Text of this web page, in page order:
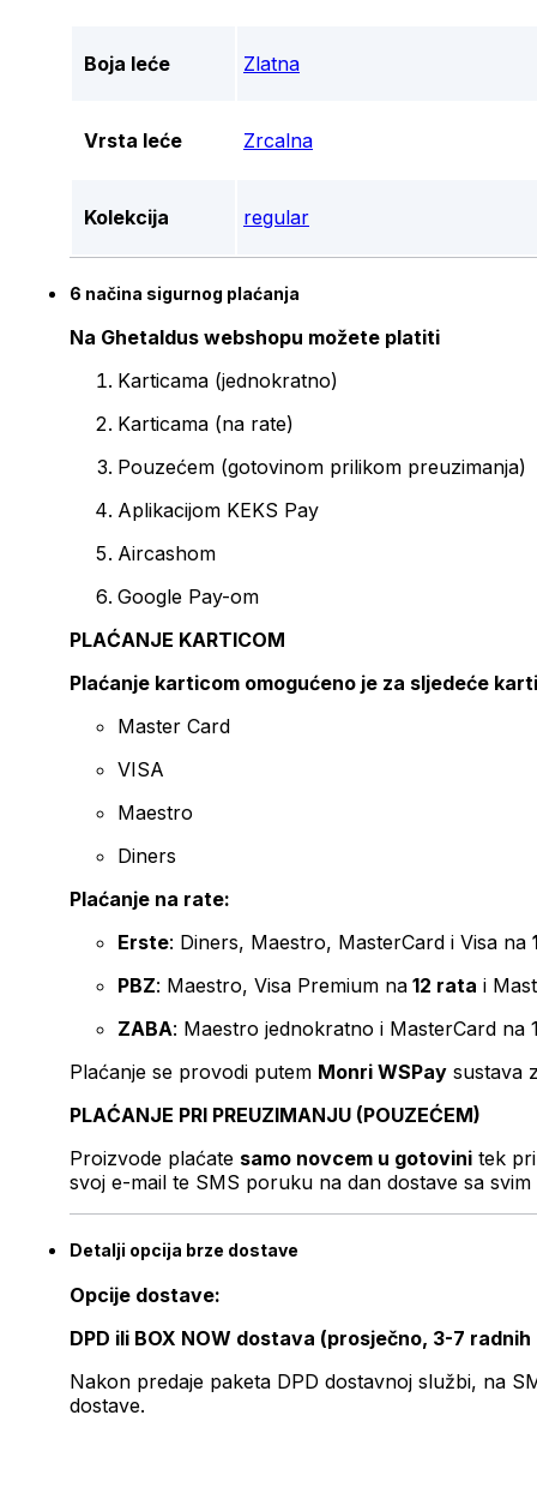
Boja leće Zlatna
Vrsta leće Zrcalna
Kolekcija regular
6 načina sigurnog plaćanja
Na Ghetaldus webshopu možete platiti
Karticama (jednokratno)
Karticama (na rate)
Pouzećem (gotovinom prilikom preuzimanja)
Aplikacijom KEKS Pay
Aircashom
Google Pay-om
PLAĆANJE KARTICOM
Plaćanje karticom omogućeno je za sljedeće
Master Card
VISA
Maestro
Diners
Plaćanje na rate:
Erste: Diners, Maestro, MasterCard i Visa na
PBZ: Maestro, Visa Premium na 12 rata i
ZABA: Maestro jednokratno i MasterCard na
Plaćanje se provodi putem Monri WSPay sustava
PLAĆANJE PRI PREUZIMANJU (POUZEĆEM)
Proizvode plaćate samo novcem u gotovini tek
svoj e-mail te SMS poruku na dan dostave sa svim
Detalji opcija brze dostave
Opcije dostave:
DPD ili BOX NOW dostava (prosječno, 3-7 radnih
Nakon predaje paketa DPD dostavnoj službi, na
dostave.